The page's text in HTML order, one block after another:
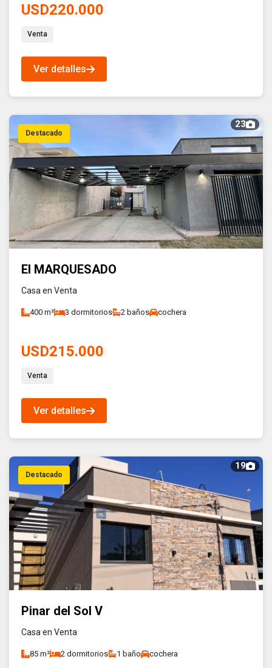
USD220.000
Venta
Ver detalles
Destacado
23
El MARQUESADO
Casa en Venta
400 m² 3 dormitorios 2 baños cochera
USD215.000
Venta
Ver detalles
Destacado
19
Pinar del Sol V
Casa en Venta
85 m² 2 dormitorios 1 baño cochera